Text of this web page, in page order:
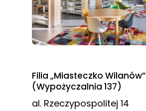
Filia „Miasteczko Wilanów”
(Wypożyczalnia 137)
al. Rzeczypospolitej 14